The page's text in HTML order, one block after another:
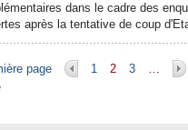
dans le cadre des
après la tentative de coup
page 1 2 3 …